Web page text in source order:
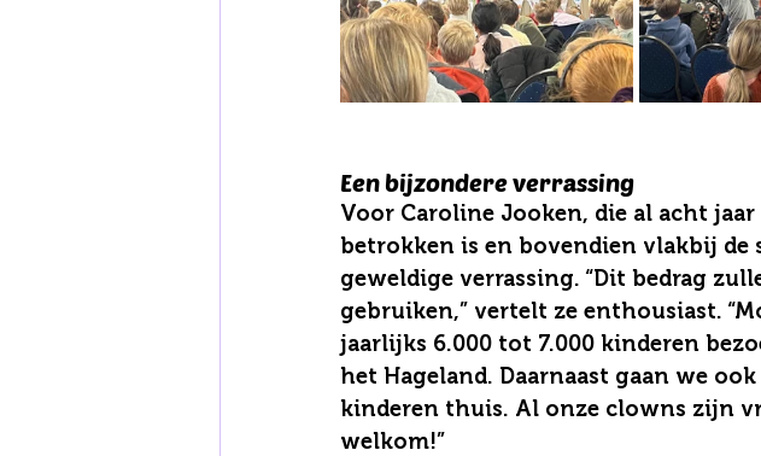
Een bijzondere verrassing
Voor Caroline Jooken, die al acht
betrokken is en bovendien vlakbij de
geweldige verrassing. “Dit bedrag
gebruiken,” vertelt ze enthousiast.
jaarlijks 6.000 tot 7.000 kinderen
het Hageland. Daarnaast gaan we
kinderen thuis. Al onze clowns zijn
welkom!”